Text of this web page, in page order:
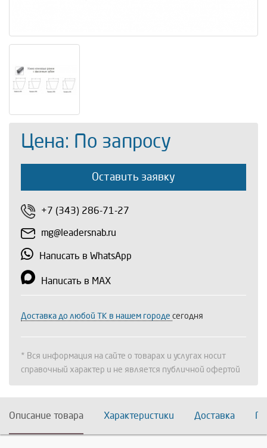
Цена: По запросу
Оставить заявку
+7 (343) 286-71-27
mg@leadersnab.ru
Написать в WhatsApp
Написать в MAX
Доставка до любой ТК в нашем городе сегодня
* Вся информация на сайте о товарах и услугах носит
справочный характер и не является публичной офертой
Описание товара Характеристики Доставка